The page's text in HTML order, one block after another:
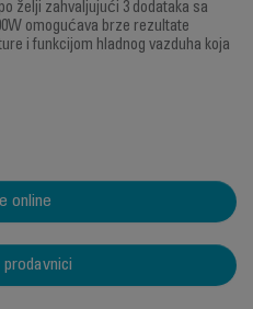
želji zahvaljujući 3 dodataka sa
omogućava brze rezultate
i funkcijom hladnog vazduha koja
online
prodavnici